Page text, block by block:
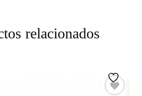
relacionados